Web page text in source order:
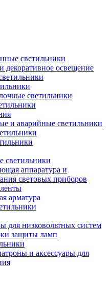
светильники
освещение
светильники
и аварийные светильники
аппаратура и
световых приборов
арматура
для низковольтных систем
защиты ламп
и аксессуары для